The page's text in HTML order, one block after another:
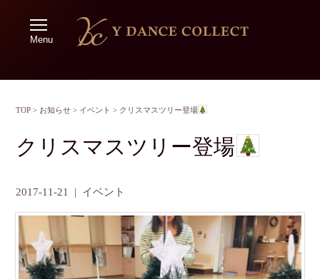
Menu
TOP > お知らせ > イベント > クリスマスツリー登場
クリスマスツリー登場
2017-11-21 | イベント